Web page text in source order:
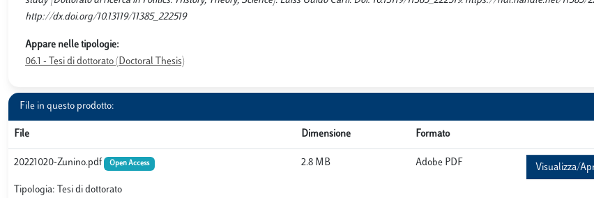
http://dx.doi.org/10.13119/11385_222519
Appare nelle tipologie:
06.1 - Tesi di dottorato (Doctoral Thesis)
File in questo prodotto:
File Dimensione Formato
20221020-Zunino.pdf Open Access
Tipologia: Tesi di dottorato
2.8 MB Adobe PDF Visualizza/